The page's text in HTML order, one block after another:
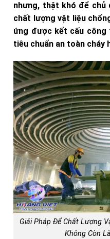
nhưng, thật khó để
chất lượng vật liệu
ứng được kết cấu công
tiêu chuẩn an toàn cháy
Giải Pháp Để Chất Lượng
Không Còn